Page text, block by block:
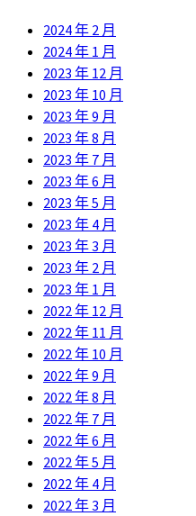
2024 年 2 月
2024 年 1 月
2023 年 12 月
2023 年 10 月
2023 年 9 月
2023 年 8 月
2023 年 7 月
2023 年 6 月
2023 年 5 月
2023 年 4 月
2023 年 3 月
2023 年 2 月
2023 年 1 月
2022 年 12 月
2022 年 11 月
2022 年 10 月
2022 年 9 月
2022 年 8 月
2022 年 7 月
2022 年 6 月
2022 年 5 月
2022 年 4 月
2022 年 3 月